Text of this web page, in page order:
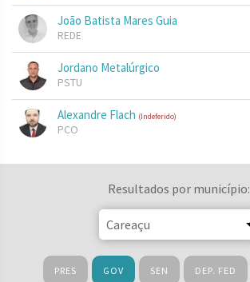
João Batista Mares Guia
REDE
Jordano Metalúrgico
PSTU
Alexandre Flach (Indeferido)
PCO
Resultados por município:
PRES GOV SEN DEP. FED